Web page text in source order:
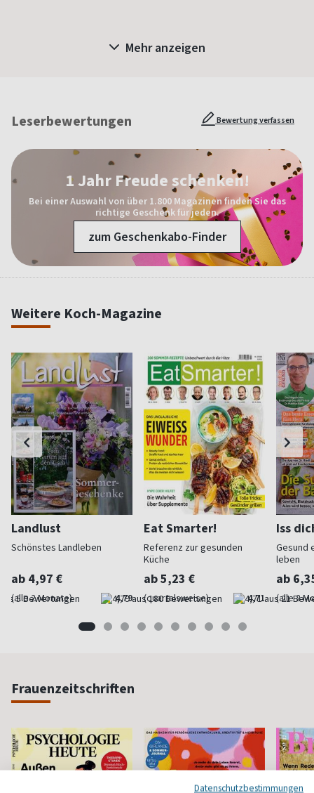
Mehr anzeigen
Leserbewertungen Bewertung verfassen
1 Jahr Freude schenken!
Bei einer Auswahl von über 1.800 Magazinen finden Sie das
richtige Geschenk für jeden.
zum Geschenkabo-Finder
Weitere Koch-Magazine
Landlust
Schönstes Landleben
ab 4,97 €
(alle 2 Monate) 4,79
Eat Smarter!
Referenz zur gesunden
Küche
ab 5,23 €
(quartalsweise) 4,71
Iss
Gesund
leben
ab
(alle 2
Frauenzeitschriften
Datenschutzbestimmungen